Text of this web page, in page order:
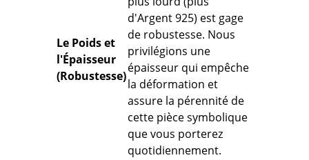
Le Poids et
l'Épaisseur
(Robustesse)
d'Argent 925) est gage
de robustesse. Nous
privilégions une
épaisseur qui empêche
la déformation et
assure la pérennité de
cette pièce symbolique
que vous porterez
quotidiennement.